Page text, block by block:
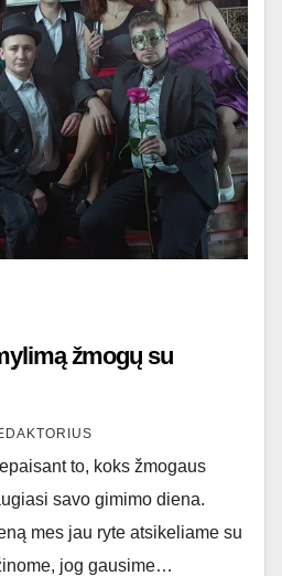
žmogų su
to, koks žmogaus
savo gimimo diena.
mes jau ryte atsikeliame su
jog gausime…